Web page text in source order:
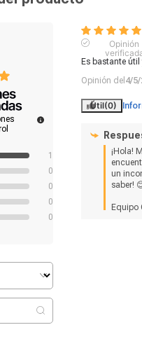
1
0
0
0
0
Opinión
Es bastante
Opinión del 4/
Útil(0)
¡Hola!
un
saber!
Equipo